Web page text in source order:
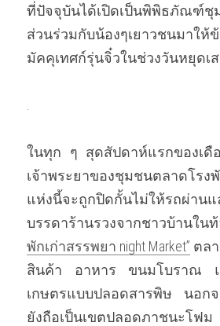
ที่ปัจจุบันได้เปิดเป็นพิพิธภัณฑ์ชุ
ส่วนร่วมกับน้องๆเยาวชนมาให้
มัคคุเทศก์รุ่นจิ๋วในช่วงวันหยุดเ
ในทุก ๆ สุดสัปดาห์แรกของเดื
เจ้าพระยาของชุมชนตลาดโรง
แห่งนี้จะถูกปิดกั้นไม่ให้รถผ่าน
บรรดาร้านรวงจากชาวบ้านใน
พักเก่าสรรพยา night Market” ตล
สินค้า อาหาร ขนมโบราณ แ
เกษตรแบบปลอดสารพิษ นอก
ยังถือเป็นเขตปลอดภาชนะโฟ